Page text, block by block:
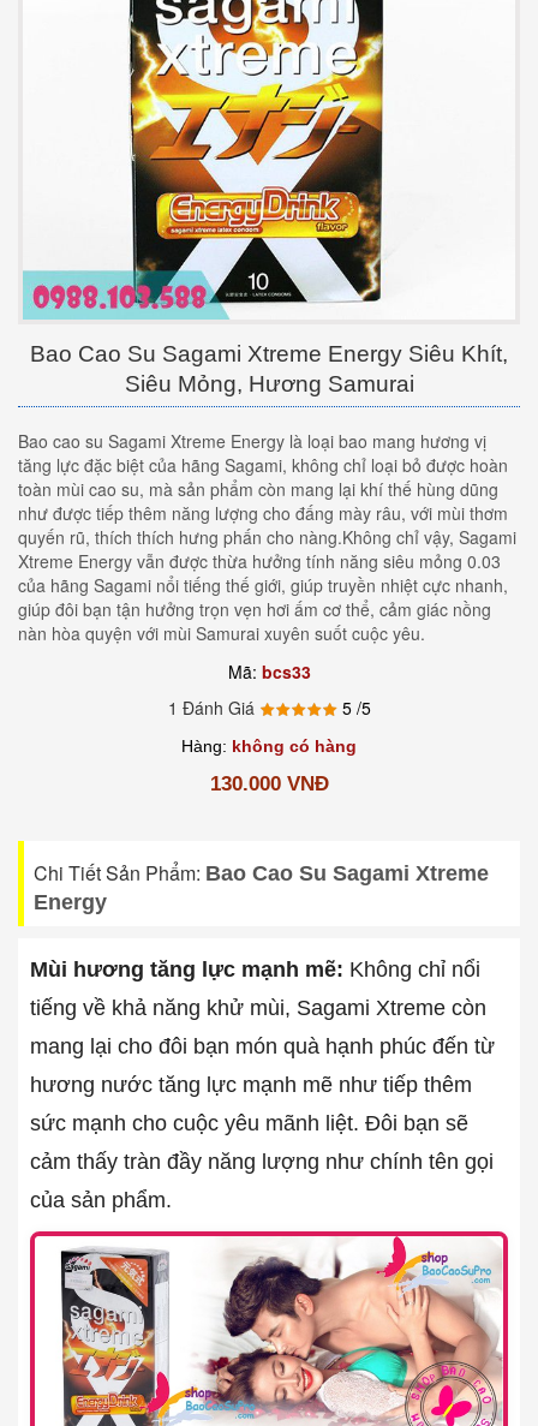
Bao Cao Su Sagami Xtreme Energy Siêu Khít,
Siêu Mỏng, Hương Samurai
Bao cao su Sagami Xtreme Energy là loại bao mang hương vị
tăng lực đặc biệt của hãng Sagami, không chỉ loại bỏ được hoàn
toàn mùi cao su, mà sản phẩm còn mang lại khí thế hùng dũng
như được tiếp thêm năng lượng cho đấng mày râu, với mùi thơm
quyến rũ, thích thích hưng phấn cho nàng.Không chỉ vậy, Sagami
Xtreme Energy vẫn được thừa hưởng tính năng siêu mỏng 0.03
của hãng Sagami nổi tiếng thế giới, giúp truyền nhiệt cực nhanh,
giúp đôi bạn tận hưởng trọn vẹn hơi ấm cơ thể, cảm giác nồng
nàn hòa quyện với mùi Samurai xuyên suốt cuộc yêu.
Mã: bcs33
1 Đánh Giá
5 /5
Hàng: không có hàng
130.000 VNĐ
Chi Tiết Sản Phẩm: Bao Cao Su Sagami Xtreme
Energy
Mùi hương tăng lực mạnh mẽ: Không chỉ nổi
tiếng về khả năng khử mùi, Sagami Xtreme còn
mang lại cho đôi bạn món quà hạnh phúc đến từ
hương nước tăng lực mạnh mẽ như tiếp thêm
sức mạnh cho cuộc yêu mãnh liệt. Đôi bạn sẽ
cảm thấy tràn đầy năng lượng như chính tên gọi
của sản phẩm.